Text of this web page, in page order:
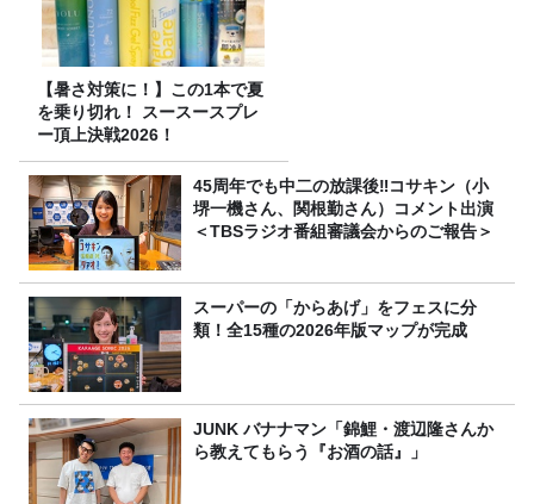
【暑さ対策に！】この1本で夏
を乗り切れ！ スースースプレ
ー頂上決戦2026！
45周年でも中二の放課後‼コサキン（小
堺一機さん、関根勤さん）コメント出演
＜TBSラジオ番組審議会からのご報告＞
スーパーの「からあげ」をフェスに分
類！全15種の2026年版マップが完成
JUNK バナナマン「錦鯉・渡辺隆さんか
ら教えてもらう『お酒の話』」